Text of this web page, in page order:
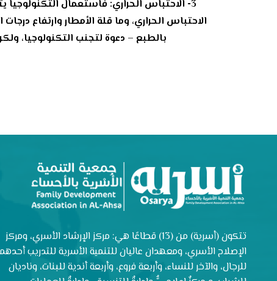
3- الاحتباس الحراري: فاستعمال
الاحتباس الحراري، وما قلة الأمطار وارتفاع
بالطبع – دعوة لتجنب التكنولوجيا،
تتكون (أسرية) من (13) قطاعًا هي: مركز الإرشاد الأسري، ومركز
الإصلاح الأسري، ومعهدان عاليان للتنمية الأسرية للتدريب
للرجال، والآخر للنساء، وأربعة فروع، وأربعة أندية للبنات، وناديان